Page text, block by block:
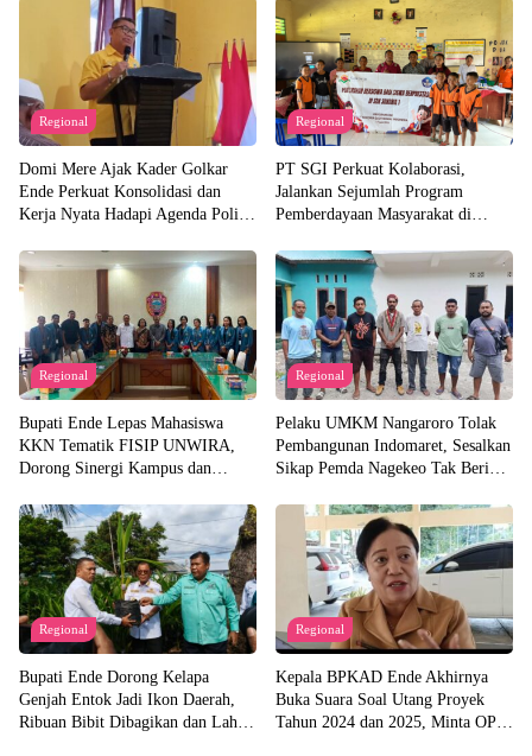
Regional
Domi Mere Ajak Kader Golkar
Ende Perkuat Konsolidasi dan
Kerja Nyata Hadapi Agenda Politik
Regional
PT SGI Perkuat Kolaborasi,
Jalankan Sejumlah Program
Pemberdayaan Masyarakat di
Regional
Bupati Ende Lepas Mahasiswa
KKN Tematik FISIP UNWIRA,
Dorong Sinergi Kampus dan
Regional
Pelaku UMKM Nangaroro Tolak
Pembangunan Indomaret, Sesalkan
Sikap Pemda Nagekeo Tak Beri
Regional
Bupati Ende Dorong Kelapa
Genjah Entok Jadi Ikon Daerah,
Ribuan Bibit Dibagikan dan Lahan
Regional
Kepala BPKAD Ende Akhirnya
Buka Suara Soal Utang Proyek
Tahun 2024 dan 2025, Minta OPD